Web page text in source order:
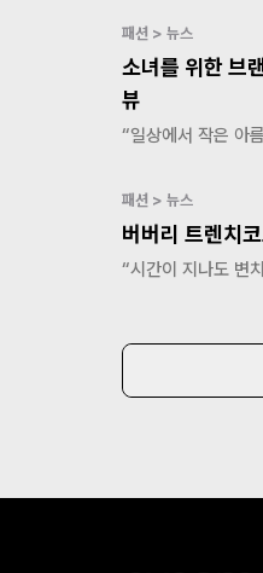
패션 > 뉴스
소녀를 위한 브
뷰
“일상에서 작은 아
패션 > 뉴스
버버리 트렌치
“시간이 지나도 변